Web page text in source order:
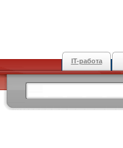
IT-работа